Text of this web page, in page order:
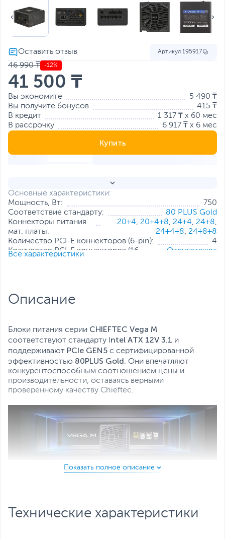
Основные характеристики:
Мощность, Вт:
750
Соответствие стандарту:
80 PLUS Gold
Коннекторы питания
мат. платы:
20+4, 20+4+8, 24+4, 24+8,
24+4+8, 24+8+8
Количество PCI-E коннекторов (6-pin):
4
Количество PCI-E коннекторов (16-
Отсутствуют
Выходной ток по линии +12В, А:
Все характеристики
Все характеристики
Артикул 195917
46 990 ₸ -12%
41 500 ₸
Вы экономите
5 490 ₸
Вы получите бонусов
415 ₸
В кредит
1 317 ₸ x 60 мес
В рассрочку
6 917 ₸ x 6 мес
Купить
Описание
Блоки питания серии CHIEFTEC Vega M
соответствуют стандарту I ntel ATX 12V 3.1 и
поддерживают PCIe GEN5 с сертифицированной
эффективностью 80PLUS Gold. Они впечатляют
конкурентоспособным соотношением цены и
производительности, оставаясь верными
проверенному качеству Chieftec.
Полностью модульная конструкция с очень длинными
Технические характеристики